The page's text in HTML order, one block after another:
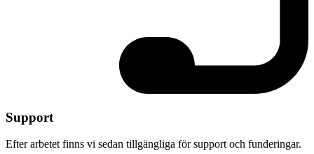
Support
Efter arbetet finns vi sedan tillgängliga för support och funderingar.